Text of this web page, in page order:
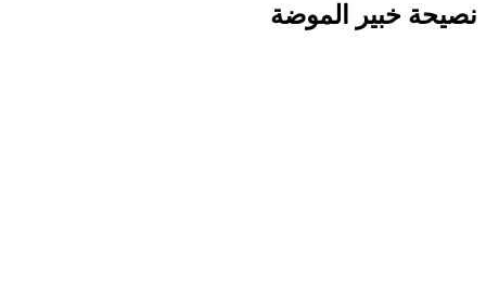
نصيحة خبير الموضة